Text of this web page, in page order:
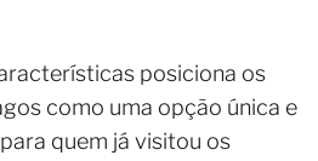
posiciona os
como uma opção única e
quem já visitou os